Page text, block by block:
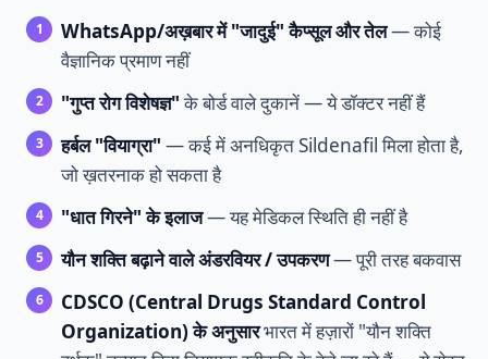
WhatsApp/अख़बार में "जादुई" कैप्सूल और तेल— कोई
वैज्ञानिक प्रमाण नहीं
"गुप्त रोग विशेषज्ञ"के बोर्ड वाले दुकानें — ये डॉक्टर नहीं हैं
हर्बल "वियाग्रा" — कई में अनधिकृत Sildenafil मिला होता है,
जो ख़तरनाक हो सकता है
"धात गिरने" के इलाज— यह मेडिकल स्थिति ही नहीं है
यौन शक्ति बढ़ाने वाले अंडरवियर / उपकरण— पूरी तरह बकवास
CDSCO (Central Drugs Standard Control
Organization) के अनुसारभारत में हज़ारों "यौन शक्ति